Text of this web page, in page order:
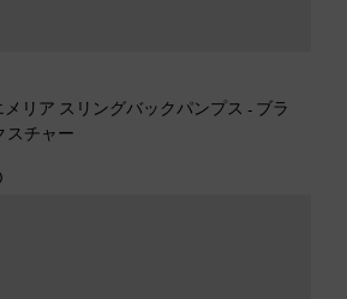
メリア スリングバックパンプス - ブラ
スチャー